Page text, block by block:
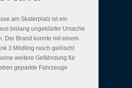
am Skaterplatz ist ein
bislang ungeklärter Ursache
Der Brand konnte mit einem
3 Mödling rasch gelöscht
weitere Gefährdung für
geparkte Fahrzeuge